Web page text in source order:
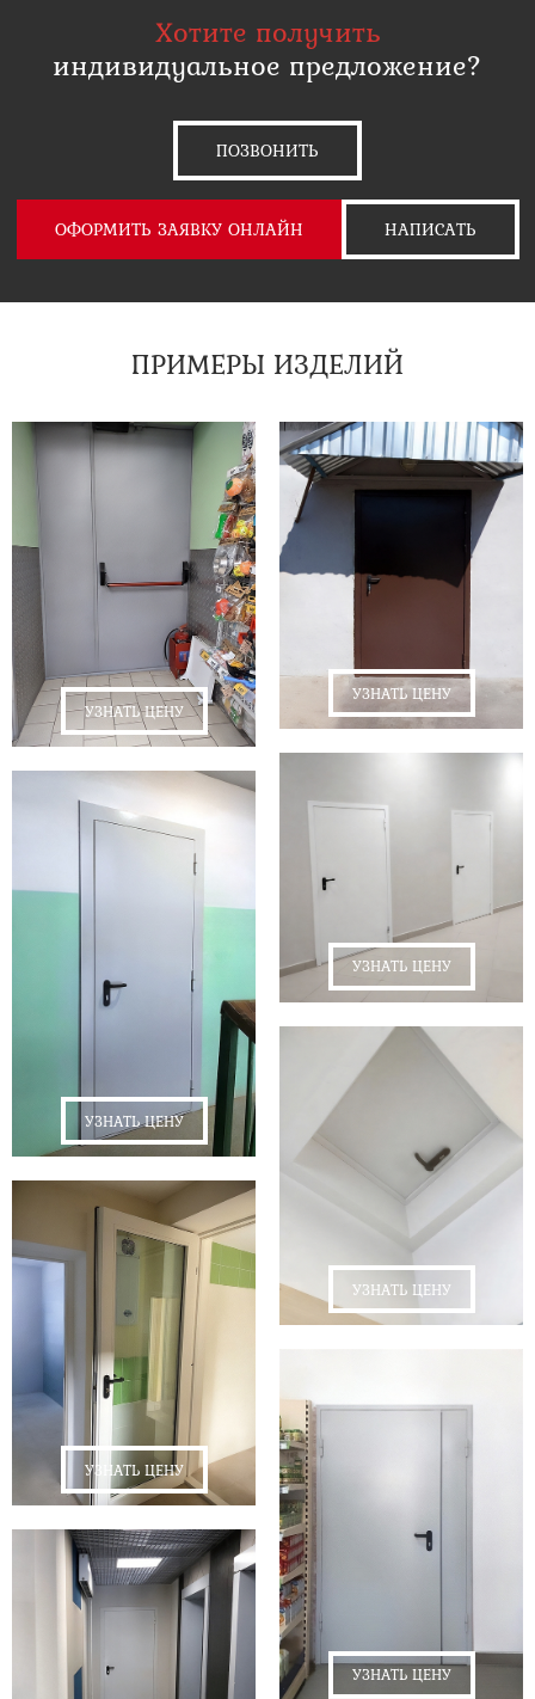
Хотите получить
индивидуальное предложение?
ПОЗВОНИТЬ
ОФОРМИТЬ ЗАЯВКУ ОНЛАЙН НАПИСАТЬ
ПРИМЕРЫ ИЗДЕЛИЙ
УЗНАТЬ ЦЕНУ
УЗНАТЬ ЦЕНУ
УЗНАТЬ ЦЕНУ
УЗНАТЬ ЦЕНУ
УЗНАТЬ ЦЕНУ
УЗНАТЬ ЦЕНУ
УЗНАТЬ ЦЕНУ